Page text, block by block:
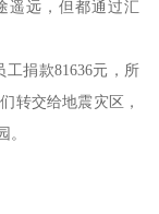
遥远，但都通过汇
捐款81636元，所
转交给地震灾区，